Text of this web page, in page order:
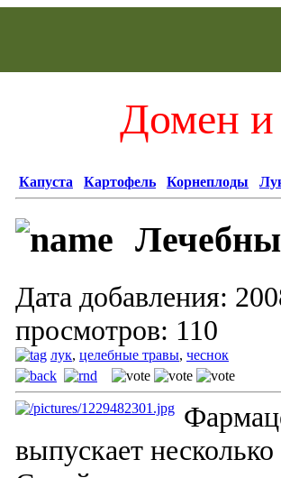
Домен и
Капуста Картофель Корнеплоды
Дата добавления:
просмотров: 110
лук, целебные травы, чеснок
выпускает